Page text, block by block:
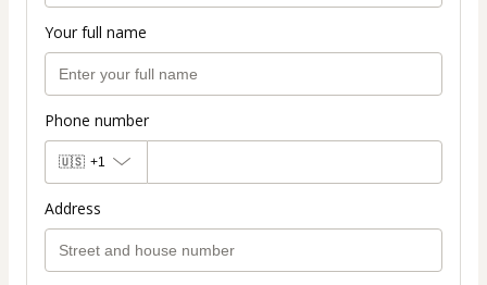
Your full name
Phone number
🇺🇸 +1
Address